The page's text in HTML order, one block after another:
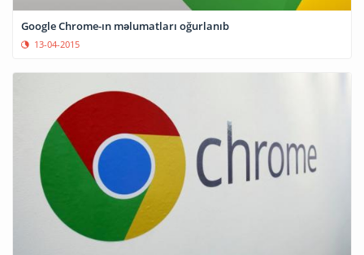
Google Chrome-ın məlumatları oğurlanıb
13-04-2015